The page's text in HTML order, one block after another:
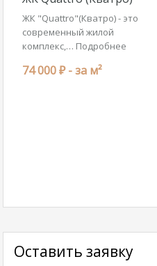
ЖК "Quattro"(Кватро) - это
современный жилой
комплекс,… Подробнее
74 000 ₽ -за м²
Оставить заявку